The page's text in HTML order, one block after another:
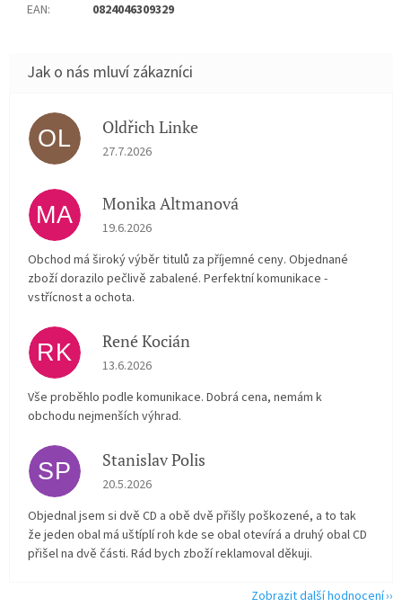
EAN: 0824046309329
OL Oldřich Linke
Hodnocení obchodu je 5 z 5 hvězdiček.
27.7.2026
MA Monika Altmanová
Hodnocení obchodu je 5 z 5 hvězdiček.
19.6.2026
Obchod má široký výběr titulů za příjemné ceny. Objednané
zboží dorazilo pečlivě zabalené. Perfektní komunikace -
vstřícnost a ochota.
RK René Kocián
Hodnocení obchodu je 5 z 5 hvězdiček.
13.6.2026
Vše proběhlo podle komunikace. Dobrá cena, nemám k
obchodu nejmenších výhrad.
SP Stanislav Polis
Hodnocení obchodu je 2 z 5 hvězdiček.
20.5.2026
Objednal jsem si dvě CD a obě dvě přišly poškozené, a to tak
že jeden obal má uštíplí roh kde se obal otevírá a druhý obal CD
přišel na dvě části. Rád bych zboží reklamoval děkuji.
Zobrazit další hodnocení